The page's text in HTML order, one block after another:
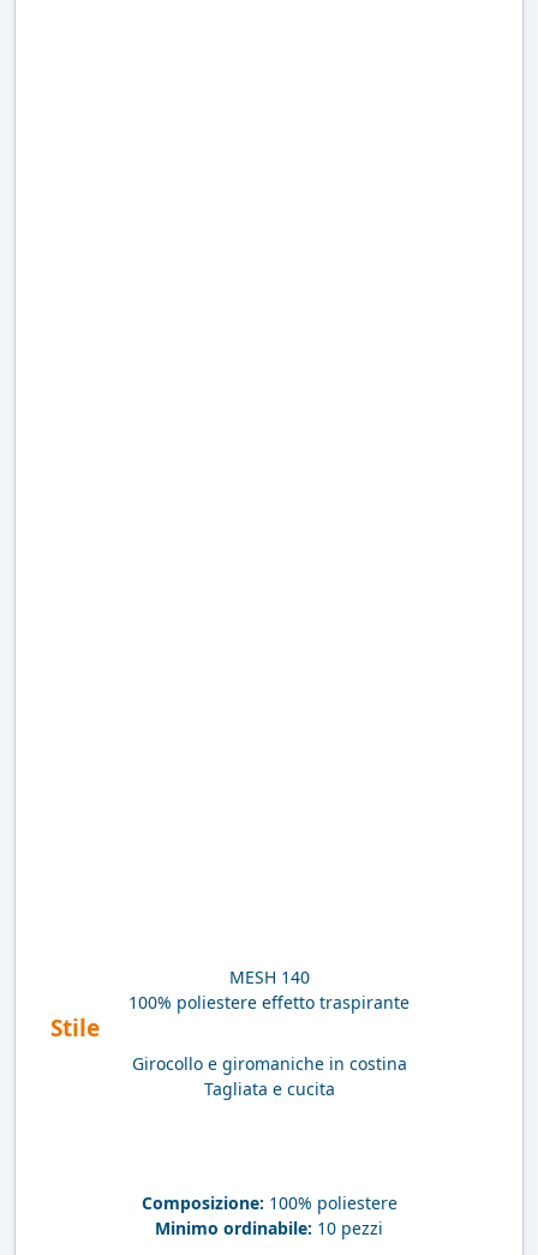
MESH 140
100% poliestere effetto traspirante
Stile
Girocollo e giromaniche in costina
Tagliata e cucita
Composizione: 100% poliestere
Minimo ordinabile: 10 pezzi